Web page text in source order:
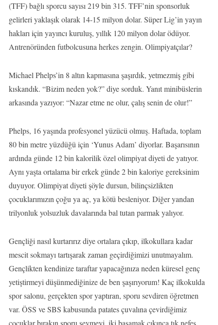
(TFF) bağlı sporcu sayısı 219 bin 315. TFF’nin sponsorluk
gelirleri yaklaşık olarak 14-15 milyon dolar. Süper Lig’in yayın
hakları için yayıncı kuruluş, yıllık 120 milyon dolar ödüyor.
Antrenöründen futbolcusuna herkes zengin. Olimpiyatçılar?
Michael Phelps’in 8 altın kapmasına şaşırdık, yetmezmiş gibi
kıskandık. “Bizim neden yok?” diye sorduk. Yanıt minibüslerin
arkasında yazıyor: “Nazar etme ne olur, çalış senin de olur!”
Phelps, 16 yaşında profesyonel yüzücü olmuş. Haftada, toplam
80 bin metre yüzdüğü için ‘Yunus Adam’ diyorlar. Başarısının
ardında günde 12 bin kalorilik özel olimpiyat diyeti de yatıyor.
Aynı yaşta ortalama bir erkek günde 2 bin kaloriye gereksinim
duyuyor. Olimpiyat diyeti şöyle dursun, bilinçsizlikten
çocuklarımızın çoğu ya aç, ya kötü besleniyor. Diğer yandan
trilyonluk yolsuzluk davalarında bal tutan parmak yalıyor.
Gençliği nasıl kurtarırız diye ortalara çıkıp, ilkokullara kadar
mescit sokmayı tartışarak zaman geçirdiğimizi unutmayalım.
Gençlikten kendinize taraftar yapacağınıza neden küresel genç
yetiştirmeyi düşünmediğinize de ben şaşırıyorum! Kaç ilkokulda
spor salonu, gerçekten spor yaptıran, sporu sevdiren öğretmen
var. ÖSS ve SBS kabusunda patates çuvalına çevirdiğimiz
çocuklar bırakın sporu sevmeyi, iki basamak çıkınca tık nefes